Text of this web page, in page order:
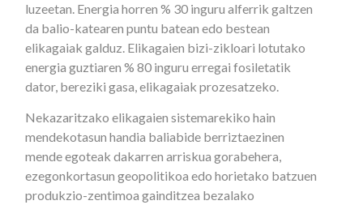
luzeetan. Energia horren % 30 inguru alferrik galtzen
da balio-katearen puntu batean edo bestean
elikagaiak galduz. Elikagaien bizi-zikloari lotutako
energia guztiaren % 80 inguru erregai fosiletatik
dator, bereziki gasa, elikagaiak prozesatzeko.
Nekazaritzako elikagaien sistemarekiko hain
mendekotasun handia baliabide berriztaezinen
mende egoteak dakarren arriskua gorabehera,
ezegonkortasun geopolitikoa edo horietako batzuen
produkzio-zentimoa gainditzea bezalako